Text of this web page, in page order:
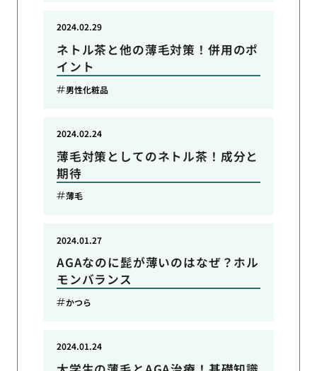
ネトル茶と他の薄毛対策！併用のポ
イント
2024.02.29
男性化粧品
薄毛対策としてのネトル茶！成分と
期待
2024.02.24
薄毛
AGAなのに髭が薄いのはなぜ？ホル
モンバランス
2024.01.27
かつら
2024.01.24